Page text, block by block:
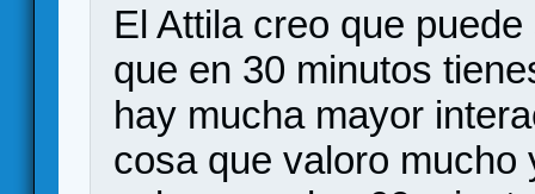
El Attila creo que
que en 30 minutos
hay mucha mayor
cosa que valoro